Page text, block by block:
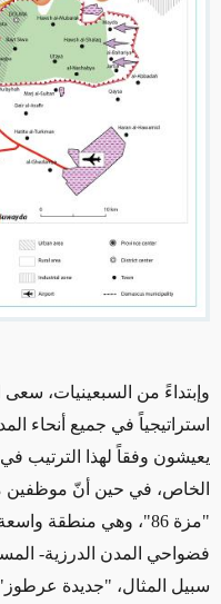
وإبتداءً من السبعينيات، سعى
استراتيجياً في جميع أنحاء
يعيشون وفقاً لهذا الترتيب
الخاص، في حين أنّ موظفين
"مزة 86"، وهي منطقة
فضواحي المدن الدرزية-
سبيل المثال، "جديدة